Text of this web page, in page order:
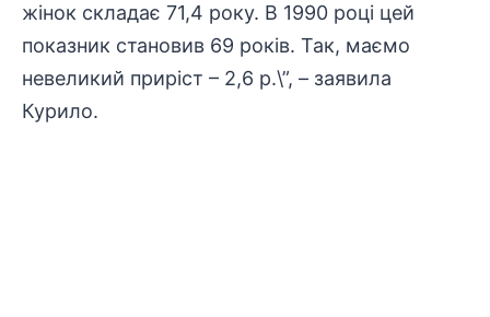
жінок складає 71,4 року. В 1990 році цей
показник становив 69 років. Так, маємо
невеликий приріст – 2,6 р.\”, – заявила
Курило.